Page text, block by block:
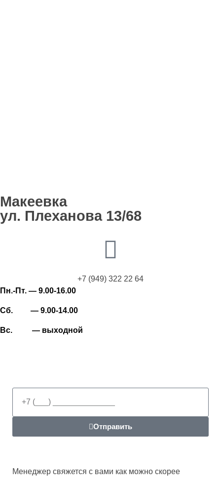
Макеевка
ул. Плеханова 13/68
+7 (949) 322 22 64
Пн.-Пт. — 9.00-16.00
Сб. — 9.00-14.00
Вс. — выходной
Отправить
Менеджер свяжется с вами как можно скорее